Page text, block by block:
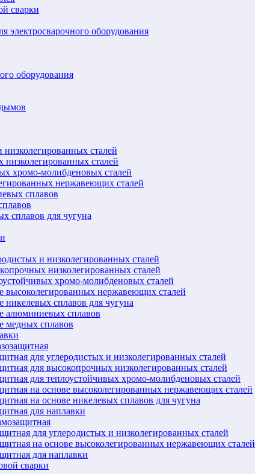
сварки
электросварочного оборудования
оборудования
сталей
сталей
хромо-молибденовых сталей
нержавеющих сталей
сплавов
сплавов для чугуна
и низколегированных сталей
низколегированных сталей
хромо-молибденовых сталей
высоколегированных нержавеющих сталей
сплавов для чугуна
алюминиевых сплавов
медных сплавов
для углеродистых и низколегированных сталей
для высокопрочных низколегированных сталей
для теплоустойчивых хромо-молибденовых сталей
на основе высоколегированных нержавеющих сталей
на основе никелевых сплавов для чугуна
для наплавки
для углеродистых и низколегированных сталей
на основе высоколегированных нержавеющих сталей
для наплавки
сварки